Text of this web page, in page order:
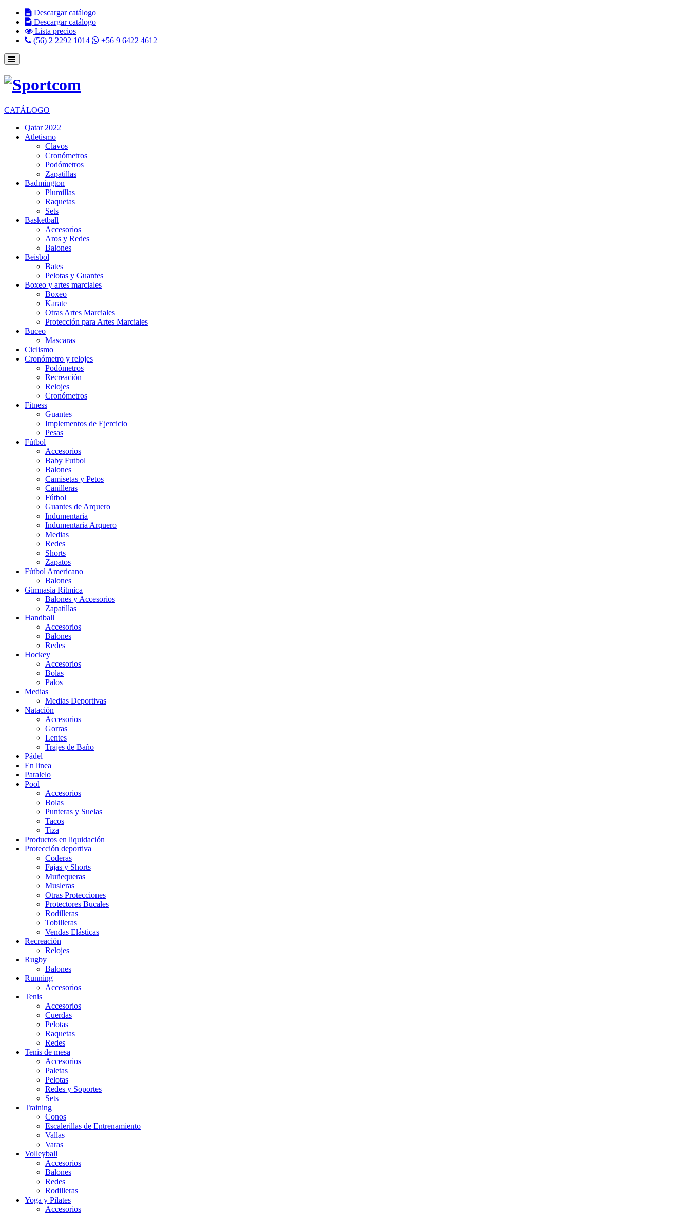
Descargar catálogo
Descargar catálogo
Lista precios
(56) 2 2292 1014
+56 9 6422 4612
CATÁLOGO
Qatar 2022
Atletismo
Clavos
Cronómetros
Podómetros
Zapatillas
Badmington
Plumillas
Raquetas
Sets
Basketball
Accesorios
Aros y Redes
Balones
Beisbol
Bates
Pelotas y Guantes
Boxeo y artes marciales
Boxeo
Karate
Otras Artes Marciales
Protección para Artes Marciales
Buceo
Mascaras
Ciclismo
Cronómetro y relojes
Podómetros
Recreación
Relojes
Cronómetros
Fitness
Guantes
Implementos de Ejercicio
Pesas
Fútbol
Accesorios
Baby Futbol
Balones
Camisetas y Petos
Canilleras
Fútbol
Guantes de Arquero
Indumentaria
Indumentaria Arquero
Medias
Redes
Shorts
Zapatos
Fútbol Americano
Balones
Gimnasia Ritmica
Balones y Accesorios
Zapatillas
Handball
Accesorios
Balones
Redes
Hockey
Accesorios
Bolas
Palos
Medias
Medias Deportivas
Natación
Accesorios
Gorras
Lentes
Trajes de Baño
Pádel
En linea
Paralelo
Pool
Accesorios
Bolas
Punteras y Suelas
Tacos
Tiza
Productos en liquidación
Protección deportiva
Coderas
Fajas y Shorts
Muñequeras
Musleras
Otras Protecciones
Protectores Bucales
Rodilleras
Tobilleras
Vendas Elásticas
Recreación
Relojes
Rugby
Balones
Running
Accesorios
Tenis
Accesorios
Cuerdas
Pelotas
Raquetas
Redes
Tenis de mesa
Accesorios
Paletas
Pelotas
Redes y Soportes
Sets
Training
Conos
Escalerillas de Entrenamiento
Vallas
Varas
Volleyball
Accesorios
Balones
Redes
Rodilleras
Yoga y Pilates
Accesorios